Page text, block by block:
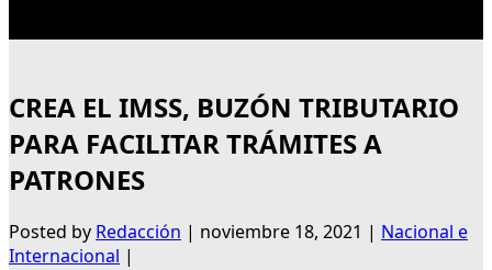
CREA EL IMSS, BUZÓN TRIBUTARIO
PARA FACILITAR TRÁMITES A
PATRONES
Posted by Redacción | noviembre 18, 2021 | Nacional e
Internacional |